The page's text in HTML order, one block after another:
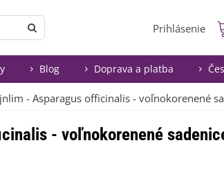
Prihlásenie
Blog Doprava a platba
- Asparagus officinalis - voľnokorenené
- voľnokorenené